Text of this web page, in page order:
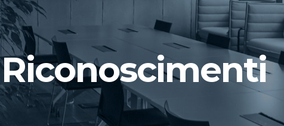
Riconoscimenti